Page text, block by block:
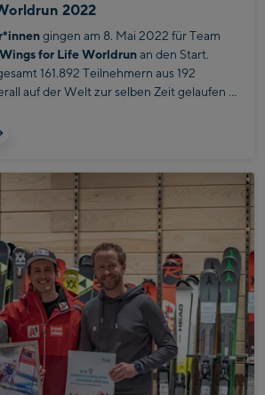
2022
gingen am 8. Mai 2022 für Team
Wings for Life Worldrunan den Start.
161.892 Teilnehmern aus 192
auf der Welt zur selben Zeit gelaufen -
man vom Catcher Car eingeholt wurde.
so 4,7 Millionen Euro für die
sammeln.